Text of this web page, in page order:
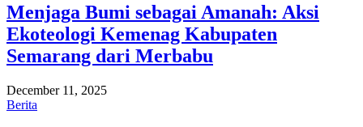
Menjaga Bumi sebagai Amanah: Aksi
Ekoteologi Kemenag Kabupaten
Semarang dari Merbabu
December 11, 2025
Berita